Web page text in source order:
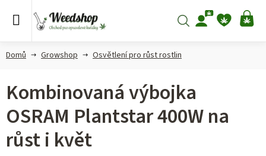
Hledat
Domů Growshop Osvětlení pro růst rostlin
Kombinovaná výbojka
OSRAM Plantstar 400W na
růst i květ